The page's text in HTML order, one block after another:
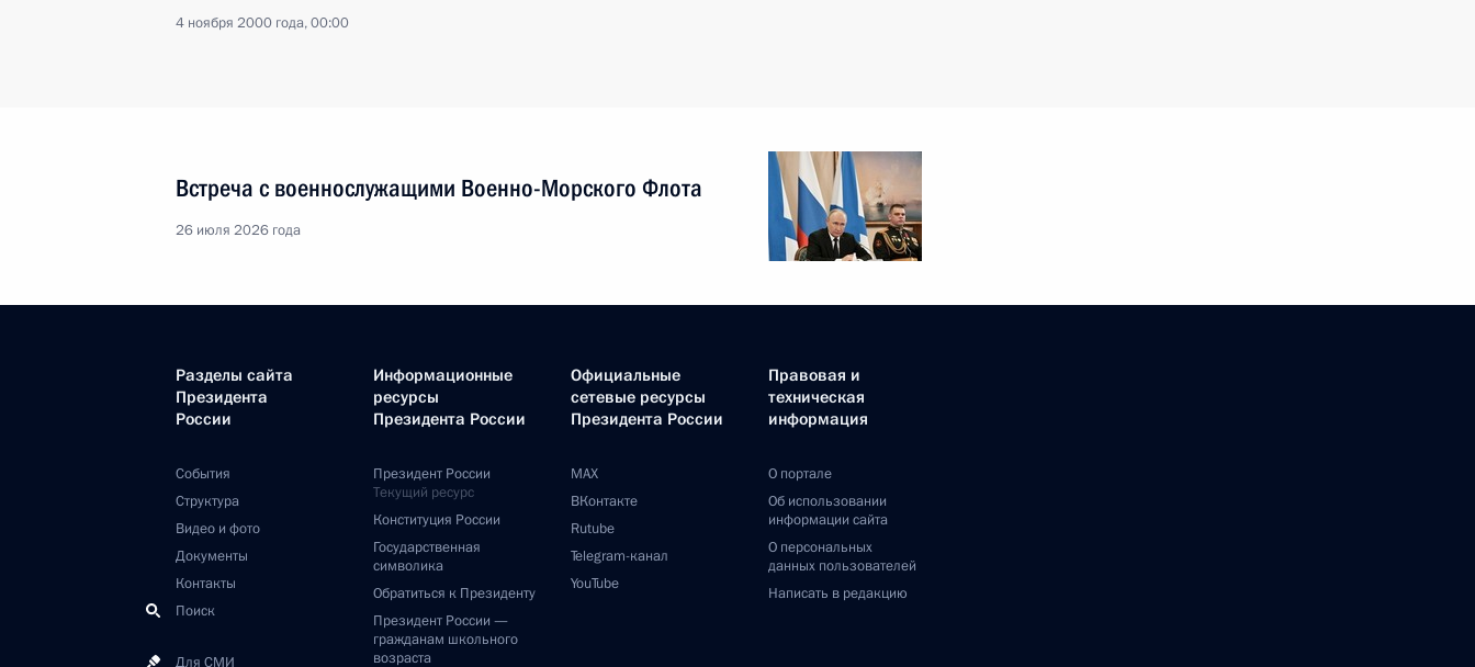
4 ноября 2000 года, 00:00
Встреча с военнослужащими Военно-Морского Флота
26 июля 2026 года
Разделы сайта
Президента
России
События
Структура
Видео и фото
Документы
Контакты
Поиск
Для СМИ
Информационные
ресурсы
Президента России
Президент России
Текущий ресурс
Конституция России
Государственная
символика
Обратиться к Президенту
Президент России —
гражданам школьного
возраста
Официальные
сетевые ресурсы
Президента России
MAX
ВКонтакте
Rutube
Telegram-канал
YouTube
Правовая и
техническая
информация
О портале
Об использовании
информации сайта
О персональных
данных пользователей
Написать в редакцию